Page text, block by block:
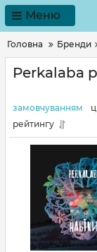
Меню
Головна Бренди
Perkalaba
замовчуванням
рейтингу